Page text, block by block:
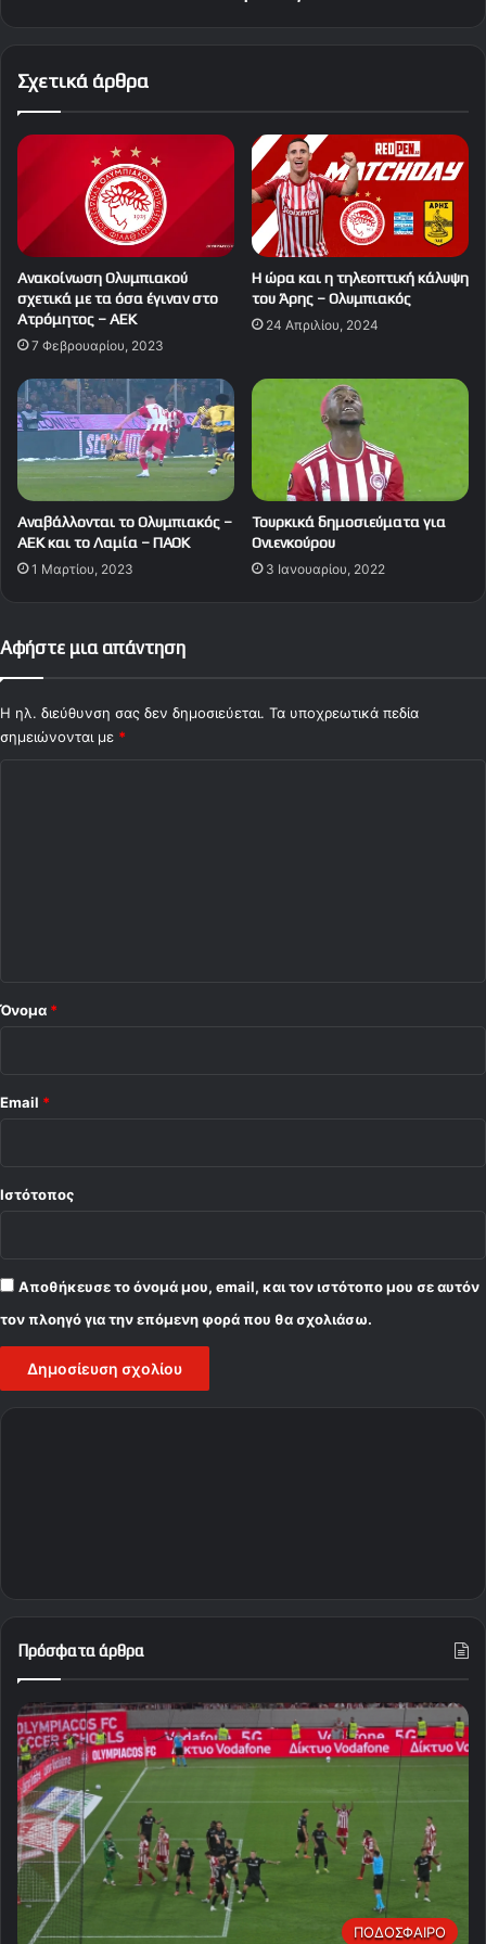
Σχετικά άρθρα
Ανακοίνωση Ολυμπιακού
σχετικά με τα όσα έγιναν στο
Ατρόμητος – ΑΕΚ
7 Φεβρουαρίου, 2023
Η ώρα και η τηλεοπτική κάλυψη
του Άρης – Ολυμπιακός
24 Απριλίου, 2024
Αναβάλλονται το Ολυμπιακός –
ΑΕΚ και το Λαμία – ΠΑΟΚ
1 Μαρτίου, 2023
Τουρκικά δημοσιεύματα για
Ονιενκούρου
3 Ιανουαρίου, 2022
Αφήστε μια απάντηση
Η ηλ. διεύθυνση σας δεν δημοσιεύεται. Τα υποχρεωτικά πεδία
σημειώνονται με *
Όνομα *
Email *
Ιστότοπος
Αποθήκευσε το όνομά μου, email, και τον ιστότοπο μου σε αυτόν
τον πλοηγό για την επόμενη φορά που θα σχολιάσω.
Πρόσφατα άρθρα
ΠΟΔΟΣΦΑΙΡΟ